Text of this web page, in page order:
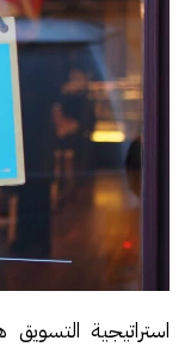
استراتيجية